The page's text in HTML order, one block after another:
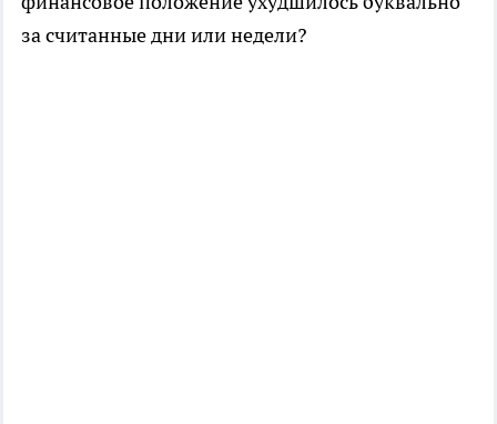
за считанные дни или недели?